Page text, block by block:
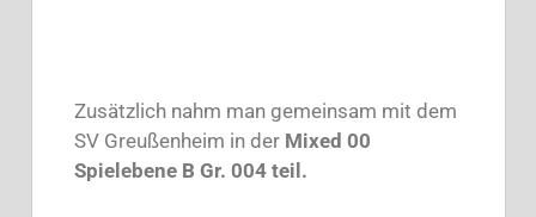
Zusätzlich nahm man gemeinsam mit dem
SV Greußenheim in der Mixed 00
Spielebene B Gr. 004 teil.